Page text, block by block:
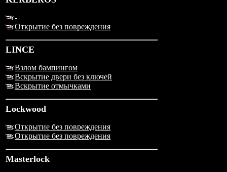
-
Открытие без повреждения
LINCE
Взлом бампингом
Вскрытие двери без ключей
Вскрытие отмычками
Lockwood
Открытие без повреждения
Открытие без повреждения
Masterlock